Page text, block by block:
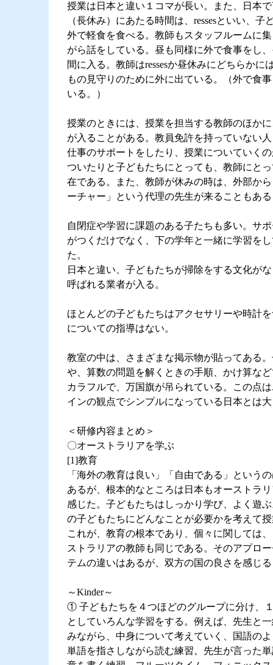
授業は日本と違い１コマが長い。また、日本
（長休み）にあたる時間は、ressesといい、子
外で軽食を食べる。教師もスタッフルームに
がら話をしている。昼も同様に外で食事をし
間に入る。教師はressesか昼休みにどちらかに
もの見守りのために外に出ている。（外で食
いる。）
授業のときには、授業を担当する教師のほか
が入ることがある。教員免許を持っていない
仕事のサポートをしたり、授業についていく
ついたりと子どもたちにとっても、教師にと
在である。また、教師が休みの時は、外部か
ーチャー」という代理の先生が来ることもあ
自閉症や学習に課題のある子たちも多い。サ
がつくだけでなく、下の学年と一緒に学習を
た。
日本と違い、子どもたちが掃除をする文化が
呼ばれる業者が入る。
ほとんどの子どもたちはアクセサリーや時計
についての指導はない。
教室の中は、さまざまな掲示物が貼ってある
や、算数の問題を解くときの手順、かけ算な
カラフルで、万国旗が吊られている。この点
インの観点でシンプルになっている日本とは
＜研修内容まとめ＞
〇オーストラリアを学ぶ
[1]教育
「海外の教育は良い」「自由である」という
あるが、根本的なところは日本もオーストラ
感じた。子どもたちはしっかり学び、よく遊
の子どもたちにどんなことが必要かを考えて
これが、教育の根本であり、個々に関しては
ストラリアの教師も同じである。そのアプロ
テムの違いはあるが、双方の国の良さを感じ
～Kinder～
① 子どもたちを４つほどのグループに分け、
としていろんな学習をする。例えば、先生と
みながら、中身について考えていく、国語の
単語を指さしながら読む練習。先生が言った